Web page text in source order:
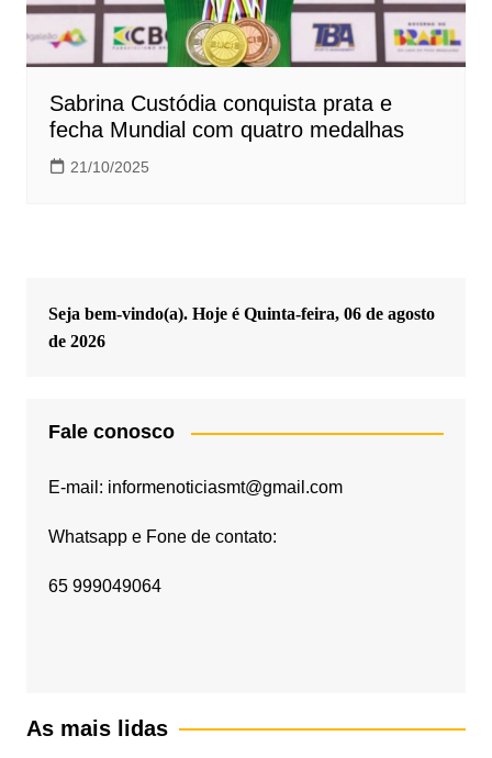
Sabrina Custódia conquista prata e
fecha Mundial com quatro medalhas
21/10/2025
Seja bem-vindo(a). Hoje é Quinta-feira, 06 de agosto
de 2026
Fale conosco
E-mail: informenoticiasmt@gmail.com
Whatsapp e Fone de contato:
65 999049064
As mais lidas